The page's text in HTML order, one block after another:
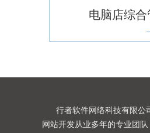
电脑店综
行者软件网络科技有限公司
网站开发从业多年的专业团